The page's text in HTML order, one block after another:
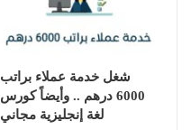
شغل خدمة عملاء براتب
6000 درهم .. وأيضاً كورس
لغة إنجليزية مجاني